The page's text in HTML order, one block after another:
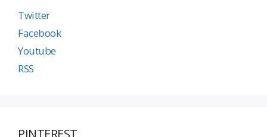
Twitter
Facebook
Youtube
RSS
PINTEREST